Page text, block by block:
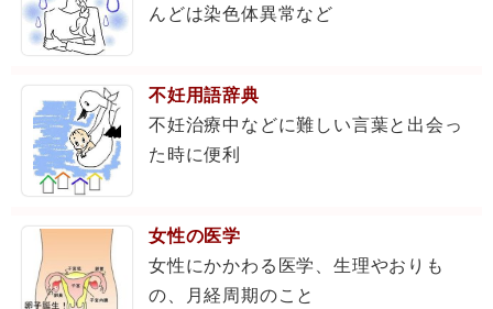
んどは染色体異常など
不妊用語辞典
不妊治療中などに難しい言葉と出会っ
た時に便利
女性の医学
女性にかかわる医学、生理やおりも
の、月経周期のこと